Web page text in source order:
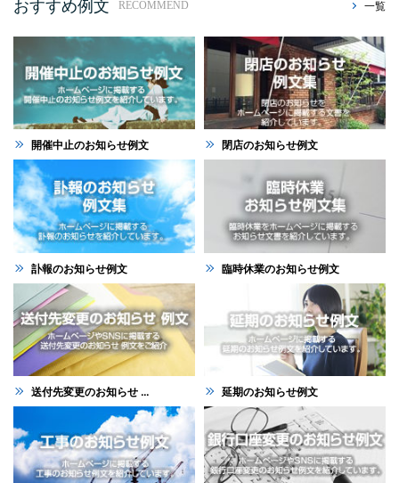
おすすめ例文 RECOMMEND 一覧
開催中止のお知らせ例文 閉店のお知らせ例文
訃報のお知らせ例文 臨時休業のお知らせ例文
送付先変更のお知らせ ... 延期のお知らせ例文